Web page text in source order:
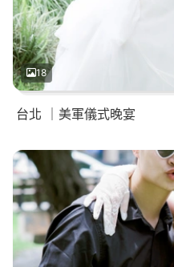
18
台北 ｜美軍儀式晚宴